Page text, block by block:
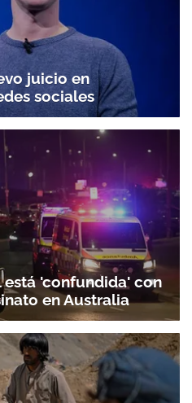
juicio en
sociales
está 'confundida' con
en Australia